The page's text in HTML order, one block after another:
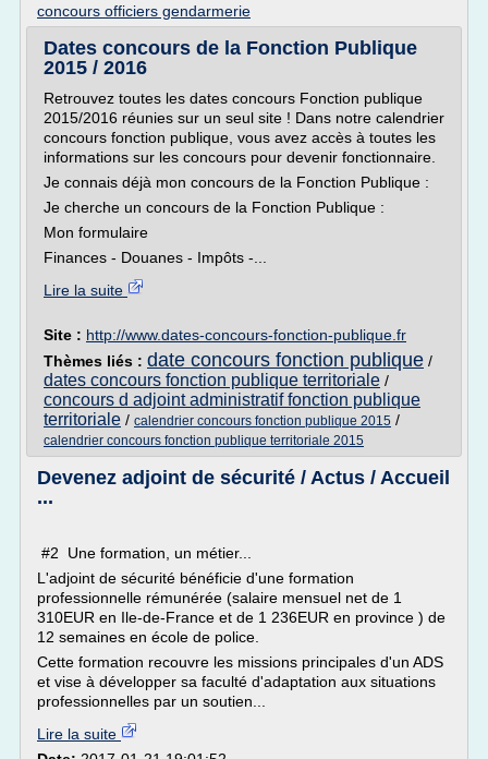
concours officiers gendarmerie
Dates concours de la Fonction Publique
2015 / 2016
Retrouvez toutes les dates concours Fonction publique
2015/2016 réunies sur un seul site ! Dans notre calendrier
concours fonction publique, vous avez accès à toutes les
informations sur les concours pour devenir fonctionnaire.
Je connais déjà mon concours de la Fonction Publique :
Je cherche un concours de la Fonction Publique :
Mon formulaire
Finances - Douanes - Impôts -...
Lire la suite
Site : http://www.dates-concours-fonction-publique.fr
Thèmes liés : date concours fonction publique /
dates concours fonction publique territoriale /
concours d adjoint administratif fonction publique
territoriale / calendrier concours fonction publique 2015 /
calendrier concours fonction publique territoriale 2015
Devenez adjoint de sécurité / Actus / Accueil
...
#2 Une formation, un métier...
L'adjoint de sécurité bénéficie d'une formation
professionnelle rémunérée (salaire mensuel net de 1
310EUR en Ile-de-France et de 1 236EUR en province ) de
12 semaines en école de police.
Cette formation recouvre les missions principales d'un ADS
et vise à développer sa faculté d'adaptation aux situations
professionnelles par un soutien...
Lire la suite